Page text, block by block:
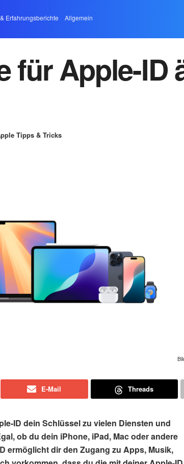
Erfahrungsberichte Allgemein
für Apple-ID
Tipps & Tricks
E-Mail Threads
ID dein Schlüssel zu vielen Diensten und
ob du dein iPhone, iPad, Mac oder andere
ermöglicht dir den Zugang zu Apps, Musik,